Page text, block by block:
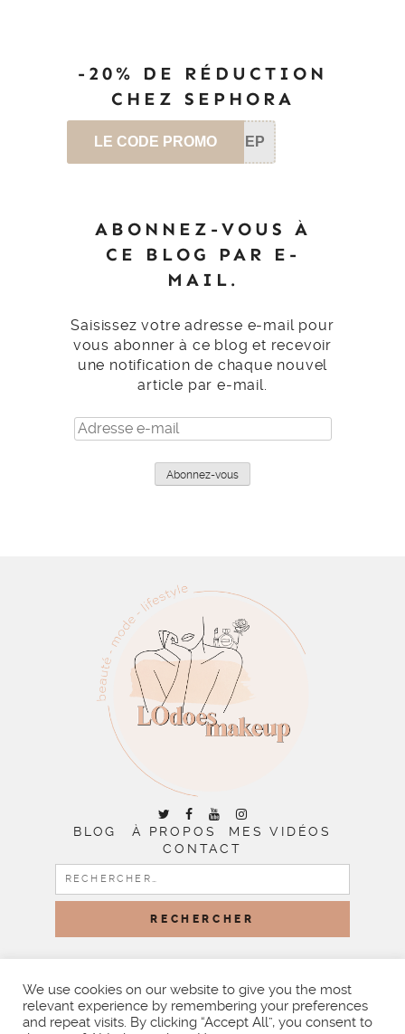
-20% DE RÉDUCTION
CHEZ SEPHORA
LE CODE PROMO SEP
ABONNEZ-VOUS À
CE BLOG PAR E-
MAIL.
Saisissez votre adresse e-mail pour
vous abonner à ce blog et recevoir
une notification de chaque nouvel
article par e-mail.
Adresse
e-
Abonnez-vous
BLOG À PROPOS
MES VIDÉOS
CONTACT
RECHERCHER :
BY LITTLE THEME SHOP
We use cookies on our website to give you the most
relevant experience by remembering your preferences
and repeat visits. By clicking “Accept All”, you consent to